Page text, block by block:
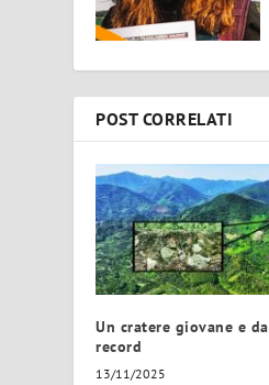
POST CORRELATI
Un cratere giovane e da
record
13/11/2025